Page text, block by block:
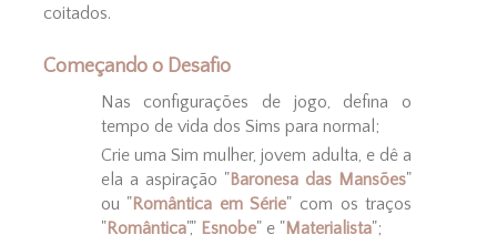
coitados.
Começando o Desafio
Nas configurações de jogo, defina o
tempo de vida dos Sims para normal;
Crie uma Sim mulher, jovem adulta, e dê a
ela a aspiração "Baronesa das Mansões"
ou "Romântica em Série" com os traços
"Romântica"," Esnobe" e "Materialista";